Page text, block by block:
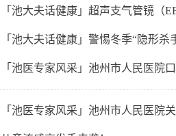
「池大夫话健康」超声支气管镜（
「池大夫话健康」警惕冬季“隐形杀
「池医专家风采」池州市人民医院
「池医专家风采」池州市人民医院